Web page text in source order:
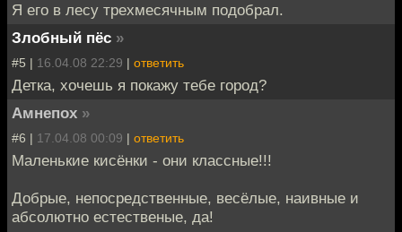
Я его в лесу трехмесячным подобрал.
Злобный пёс »
#5 | 16.04.08 22:29 | ответить
Детка, хочешь я покажу тебе город?
Амнепох »
#6 | 17.04.08 00:09 | ответить
Маленькие кисёнки - они классные!!!
Добрые, непосредственные, весёлые, наивные и
абсолютно естественые, да!